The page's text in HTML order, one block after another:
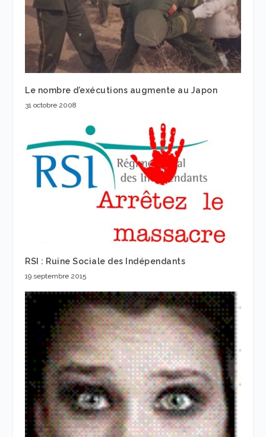
Le nombre d’exécutions augmente au Japon
31 octobre 2008
RSI : Ruine Sociale des Indépendants
19 septembre 2015